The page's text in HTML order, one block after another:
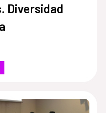
Diversidad